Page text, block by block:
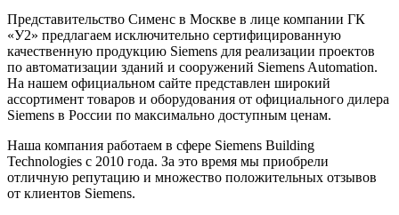
Представительство Сименс в Москве в лице компании ГК
«У2» предлагаем исключительно сертифицированную
качественную продукцию Siemens для реализации проектов
по автоматизации зданий и сооружений Siemens Automation.
На нашем официальном сайте представлен широкий
ассортимент товаров и оборудования от официального дилера
Siemens в России по максимально доступным ценам.
Наша компания работаем в сфере Siemens Building
Technologies с 2010 года. За это время мы приобрели
отличную репутацию и множество положительных отзывов
от клиентов Siemens.